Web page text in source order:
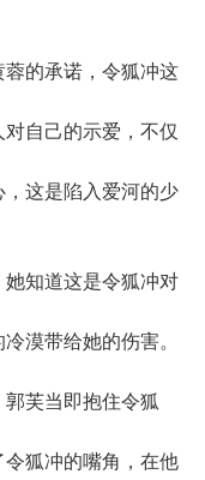
的承诺，令狐冲这
自己的示爱，不仅
这是陷入爱河的少
知道这是令狐冲对
漠带给她的伤害。
芙当即抱住令狐
狐冲的嘴角，在他